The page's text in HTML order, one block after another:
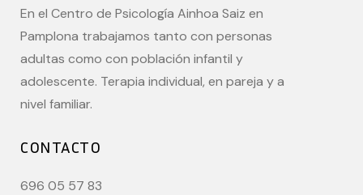
En el Centro de Psicología Ainhoa Saiz en
Pamplona trabajamos tanto con personas
adultas como con población infantil y
adolescente. Terapia individual, en pareja y a
nivel familiar.
CONTACTO
696 05 57 83